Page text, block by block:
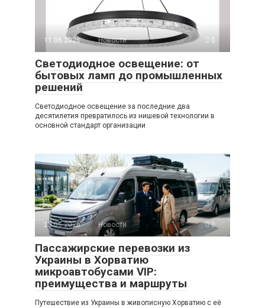
11.06.2026 Новости 0
Светодиодное освещение: от
бытовых ламп до промышленных
решений
Светодиодное освещение за последние два
десятилетия превратилось из нишевой технологии в
основной стандарт организации
25.05.2026 Новости 0
Пассажирские перевозки из
Украины в Хорватию
микроавтобусами VIP:
преимущества и маршруты
Путешествие из Украины в живописную Хорватию с её